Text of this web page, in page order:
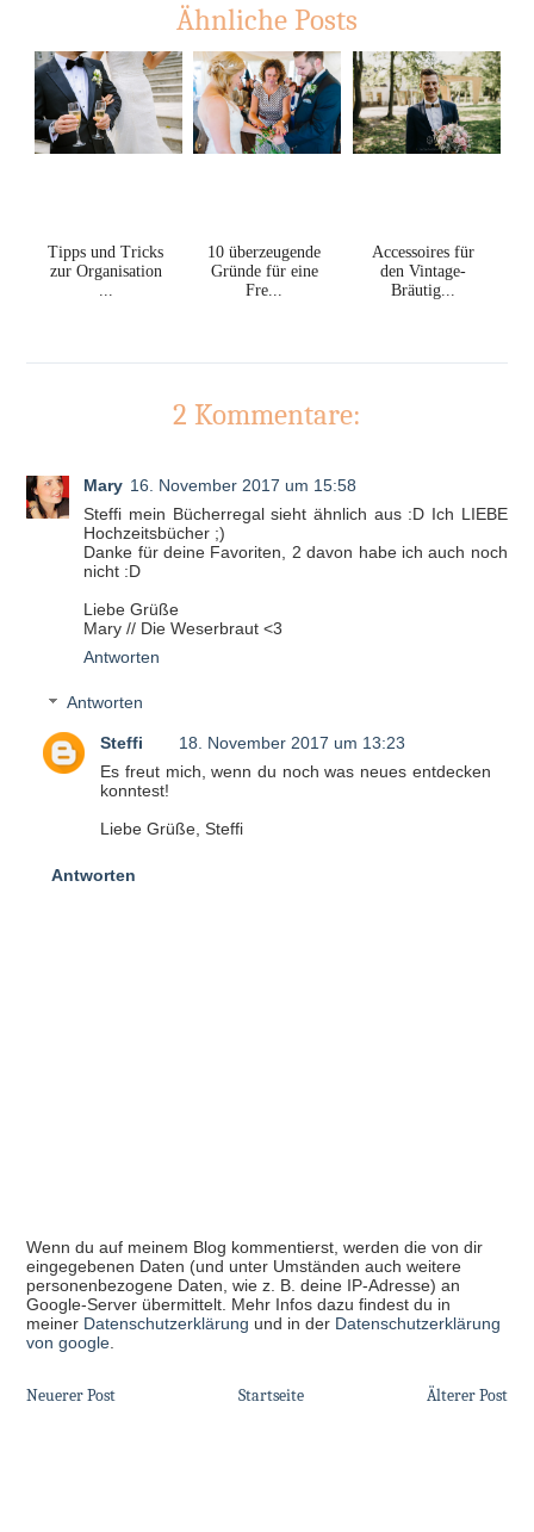
Ähnliche Posts
Tipps und Tricks
zur Organisation
...
10 überzeugende
Gründe für eine
Fre...
Accessoires für
den Vintage-
Bräutig...
2 Kommentare:
Mary 16. November 2017 um 15:58
Steffi mein Bücherregal sieht ähnlich aus :D Ich LIEBE
Hochzeitsbücher ;)
Danke für deine Favoriten, 2 davon habe ich auch noch
nicht :D
Liebe Grüße
Mary // Die Weserbraut <3
Antworten
Antworten
Steffi
18. November 2017 um 13:23
Es freut mich, wenn du noch was neues entdecken
konntest!
Liebe Grüße, Steffi
Antworten
Wenn du auf meinem Blog kommentierst, werden die von dir
eingegebenen Daten (und unter Umständen auch weitere
personenbezogene Daten, wie z. B. deine IP-Adresse) an
Google-Server übermittelt. Mehr Infos dazu findest du in
meiner Datenschutzerklärung und in der Datenschutzerklärung
von google
Neuerer Post Älterer Post
Startseite